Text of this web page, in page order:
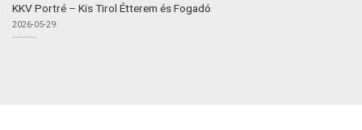
KKV Portré – Kis Tirol Étterem és Fogadó
2026-05-29